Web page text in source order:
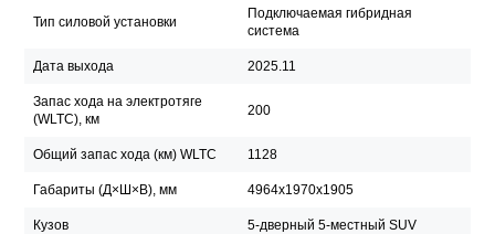
Тип силовой установки
Подключаемая гибридная
система
Дата выхода 2025.11
Запас хода на электротяге
(WLTC), км
200
Общий запас хода (км) WLTC 1128
Габариты (Д×Ш×В), мм 4964x1970x1905
Кузов 5-дверный 5-местный SUV